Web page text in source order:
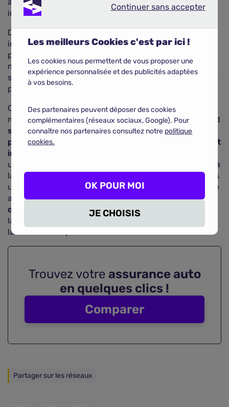
instantanément et continuellement.
Dans ce sens, un système de stockage collaboratif des
informations par un service cloud est également
possible. Concernant la protection des informations, le
médecin Bill J. Metaxas affirme que ces lunettes ne
sont pas moins sécurisées que les tablettes tactiles, de
plus en plus utilisées par les professionnels.
Cette innovation technologique n'offre
malheureusement pas que des avantages. Tout d'abord
son coût, de 1 500 dollars, ne permet pas aux
professionnels, un équipement et utilisation rapide et
importante de cet objet.
utilisations devraient engendrer des évolutions quant à
la technologie des lunettes et son confort. En effet, des
utilisateurs rapportent déjà l'apparition de mots de tête
après une utilisation prolongée. Et pour finir, la
question de la protection de la vie privée se pose,
la possibilité de prendre des photos et des vidéos dans
la discrétion la plus totale.
Trouvez votre assurance auto
en quelques clics !
Comparer
Partager sur les réseaux
Continuer sans accepter
Les meilleurs Cookies c'est par ici !
Les cookies nous permettent de vous proposer une
expérience personnalisée et des publicités adaptées
à vos besoins.
Des partenaires peuvent déposer des cookies
complémentaires (réseaux sociaux, Google). Pour
connaître nos partenaires consultez notre politique
cookies.
JE CHOISIS
OK POUR MOI
Continuer sans accepter